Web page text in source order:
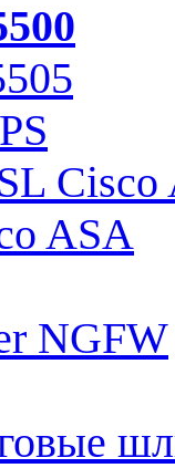
Cisco
ASA
NGFW